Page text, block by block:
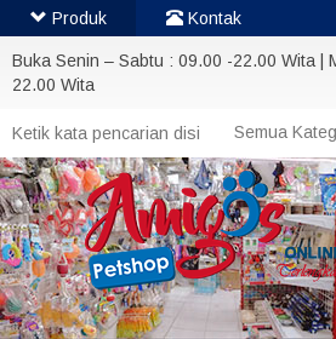
Buka Senin – Sabtu : 09.00 -22.00 Wita |
22.00 Wita
Produk Kontak